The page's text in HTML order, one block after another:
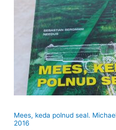
Mees, keda polnud seal.
2016